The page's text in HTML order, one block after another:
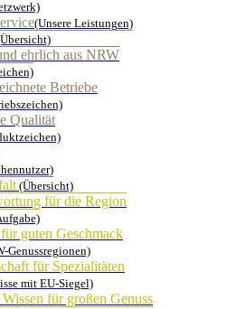
(Unsere Leistungen)
ehrlich aus NRW
Betriebe
Qualität
(Übersicht)
für die Region
guten Geschmack
Genussregionen)
für Spezialitäten
mit EU-Siegel)
für großen Genuss